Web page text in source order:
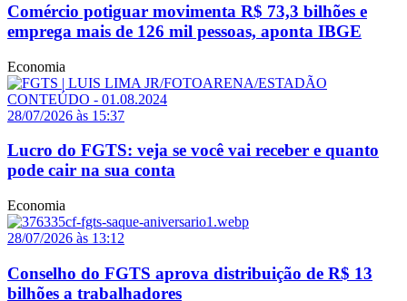
Comércio potiguar movimenta R$ 73,3 bilhões e
emprega mais de 126 mil pessoas, aponta IBGE
Economia
28/07/2026 às 15:37
Lucro do FGTS: veja se você vai receber e quanto
pode cair na sua conta
Economia
28/07/2026 às 13:12
Conselho do FGTS aprova distribuição de R$ 13
bilhões a trabalhadores